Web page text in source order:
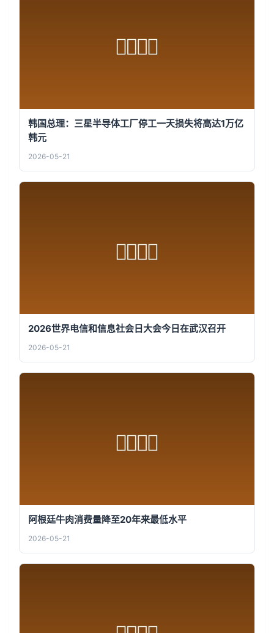
韩国总理：三星半导体工厂停工一天损失将高达1万亿
韩元
2026-05-21
2026世界电信和信息社会日大会今日在武汉召开
2026-05-21
阿根廷牛肉消费量降至20年来最低水平
2026-05-21